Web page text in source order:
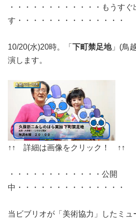
・・・・・・・・・・・・もうすぐ
す・・・・・・・・・・・・・・
10/20(水)20時。「 下町禁足地」(鳥
演します。
↑↑ 詳細は画像をクリック！ ↑↑
・・・・・・・・・・・・公開
中・・・・・・・・・・・・・・
当ビブリオが「美術協力」したミュ